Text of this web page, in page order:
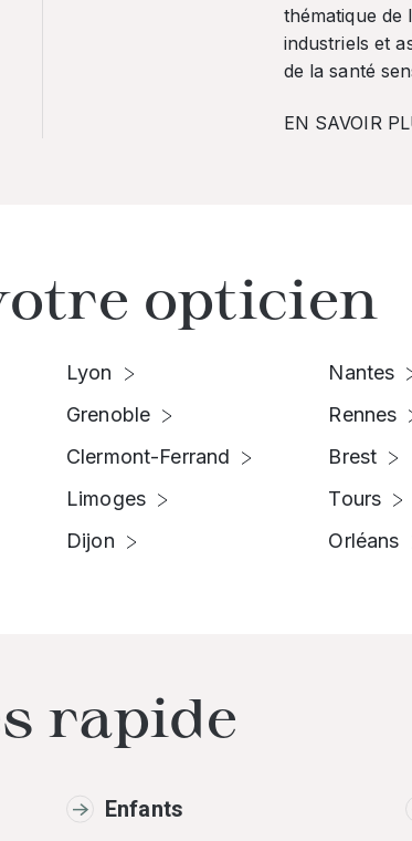
thématique de
industriels et
de la santé
EN SAVOIR
opticien
Lyon
Grenoble
Clermont-Ferrand
Limoges
Dijon
Nantes
Rennes
Brest
Tours
Orléans
rapide
Enfants